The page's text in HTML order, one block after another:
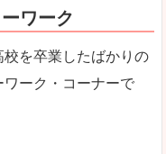
ワーク
を卒業したばかりの
ーク・コーナーで